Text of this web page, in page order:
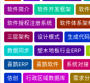
软件简介 软件开发框架 软
软件授权注册系统 软件体系架
三层架构 设计模式 生成代码
数据同步 塑木地板行业ERP
喜鹊ERP 喜鹊软件 系统对接
信创 行政区域数据库 需求